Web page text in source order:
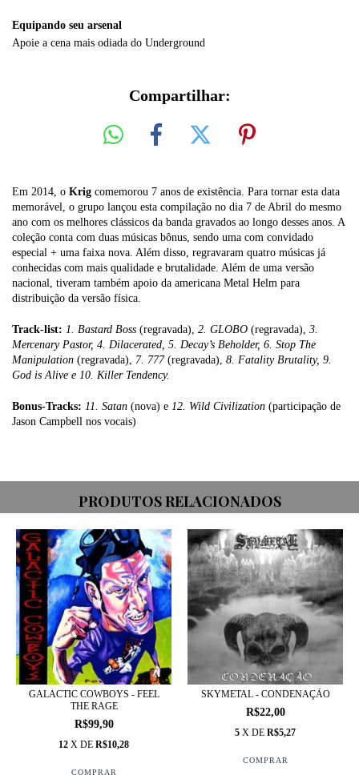
Equipando seu arsenal
Apoie a cena mais odiada do Underground
Compartilhar:
Em 2014, o Krig comemorou 7 anos de existência. Para tornar esta data
memorável, o grupo lançou esta compilação no dia 7 de Abril do mesmo
ano com os melhores clássicos da banda gravados ao longo desses anos. A
coleção conta com duas músicas bônus, sendo uma com convidado
especial + uma faixa nova. Além disso, regravaram quatro músicas já
conhecidas com mais qualidade e brutalidade. Além de uma versão
nacional, tiveram também apoio da americana Metal Helm para
distribuição da versão física.
Track-list: 1. Bastard Boss (regravada), 2. GLOBO (regravada), 3.
Mercenary Pastor, 4. Dilacerated, 5. Decay’s Beholder, 6. Stop The
Manipulation (regravada), 7. 777 (regravada), 8. Fatality Brutality, 9.
God is Alive e 10. Killer Tendency.
Bonus-Tracks: 11. Satan (nova) e 12. Wild Civilization (participação de
Jason Campbell nos vocais)
PRODUTOS RELACIONADOS
GALACTIC COWBOYS - FEEL
THE RAGE
R$99,90
12 X DE R$10,28
SKYMETAL - CONDENAÇÃO
R$22,00
5 X DE R$5,27